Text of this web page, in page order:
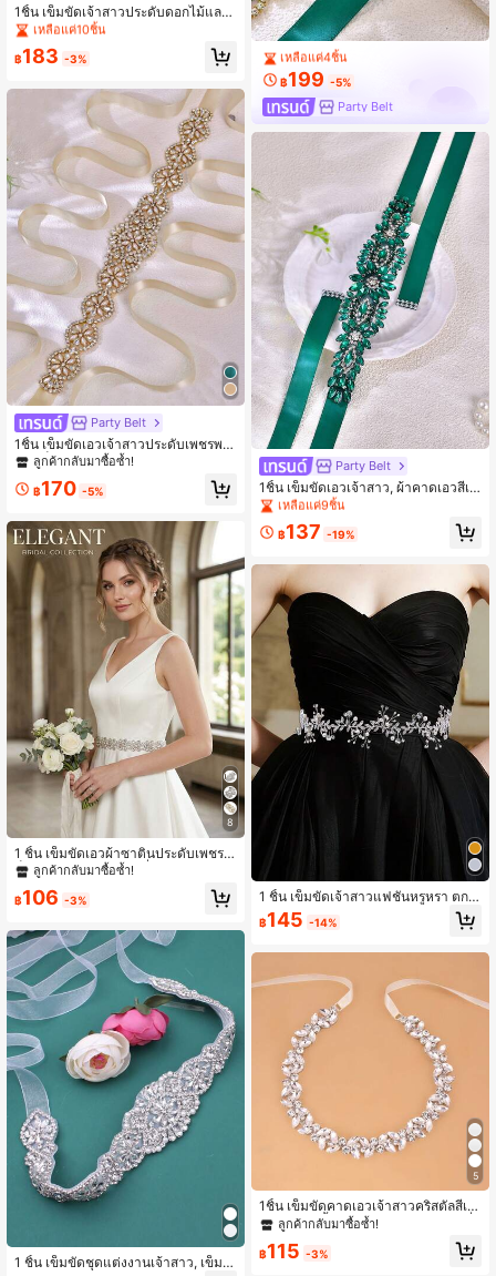
1ชิ้น เข็มขัดเจ้าสาวประดับดอกไม้และ
คริสตัลหรูหรา, ผ้าคาดเอวแต่งงานคริส
ตัลสีเงินพร้อมริบบิ้นผูก, อุปกรณ์เสริมเอ
วดอกไม้ที่ละเอียดอ่อนสำหรับผู้หญิงเจ้า
เหลือแค่10ชิ้น
ลูกค้ากลับมาซื้อซ้ำ!
เหลือแค่10ชิ้น
ลูกค้ากลับมาซื้อซ้ำ!
เหลือแค่10ชิ้น
ลูกค้ากลับมาซื้อซ้ำ!
เหลือแค่10ชิ้น
฿183 -3%
Party Belt
1ชิ้น เข็มขัดเอวเจ้าสาวประดับเพชรพล
อย, เข็มขัดเอวสีเขียวหรูหรา, เหมาะสำ
ดทางการ, เข็มขัดเอวเจ้าสาวทำด้วยมือ
ลูกค้ากลับมาซื้อซ้ำ!
฿170 -5%
8
1 ชิ้น เข็มขัดเอวผ้าซาตินประดับเพชร, เ
ข็มขัดแต่งงานเจ้าสาวที่หรูหรา, สำหรับ
บรอบ
ลูกค้ากลับมาซื้อซ้ำ!
฿106 -3%
1 ชิ้น เข็มขัดชุดแต่งงานเจ้าสาว, เข็มขั
ลูกค้ากลับมาซื้อซ้ำ!
เหลือแค่4ชิ้น
ลูกค้ากลับมาซื้อซ้ำ!
เหลือแค่4ชิ้น
ลูกค้ากลับมาซื้อซ้ำ!
เหลือแค่4ชิ้น
ลูกค้ากลับมาซื้อซ้ำ!
เหลือแค่4ชิ้น
฿199 -5%
Party Belt
Party Belt
1ชิ้น เข็มขัดเอวเจ้าสาว, ผ้าคาดเอวสีเขี
ยวประดับคริสตัลหรูหรา, เหมาะสำหรับ
ชุดแต่งงาน, งานปาร์ตี้คริสต์มาส, อุปกร
ณ์เสริมแฟชั่นผู้หญิง, ฤดูร้อน
ลูกค้ากลับมาซื้อซ้ำ!
เหลือแค่9ชิ้น
ลูกค้ากลับมาซื้อซ้ำ!
เหลือแค่9ชิ้น
ลูกค้ากลับมาซื้อซ้ำ!
เหลือแค่9ชิ้น
ลูกค้ากลับมาซื้อซ้ำ!
เหลือแค่9ชิ้น
฿137 -19%
1 ชิ้น เข็มขัดเจ้าสาวแฟชั่นหรูหรา ตกแ
ต่งด้วยใบไม้และดอกไม้โลหะ มุกน่ารัก
อุปกรณ์ตกแต่งเอวสำหรับชุดเดรสรัดรูป
฿145 -14%
5
1ชิ้น เข็มขัดคาดเอวเจ้าสาวคริสตัลสีเงิ
น พร้อมริบบิ้นสีงาช้าง ชุดแต่งงาน เครื่
องประดับวันวาเลนไทน์
ลูกค้ากลับมาซื้อซ้ำ!
฿115 -3%